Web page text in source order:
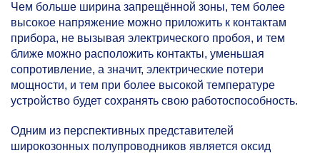
Чем больше ширина запрещённой зоны, тем более
высокое напряжение можно приложить к контактам
прибора, не вызывая электрического пробоя, и тем
ближе можно расположить контакты, уменьшая
сопротивление, а значит, электрические потери
мощности, и тем при более высокой температуре
устройство будет сохранять свою работоспособность.
Одним из перспективных представителей
широкозонных полупроводников является оксид